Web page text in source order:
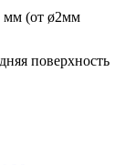
мм (от ø2мм
поверхность